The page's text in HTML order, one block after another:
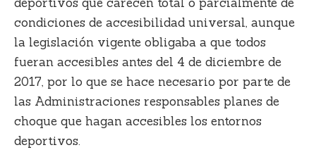
condiciones de accesibilidad universal, aunque
la legislación vigente obligaba a que todos
fueran accesibles antes del 4 de diciembre de
2017, por lo que se hace necesario por parte de
las Administraciones responsables planes de
choque que hagan accesibles los entornos
deportivos.